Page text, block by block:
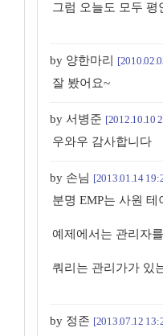
그럼 오늘도 모두
by 양한마리
잘 봤어요~
by 서병준 [2012.10.10
우와우 감사합니다
by 손님 [2013.01.14
분명 EMP는 사원 테
예제에서는 관리자
쿼리는 관리가가 있
by 정존 [2013.07.12